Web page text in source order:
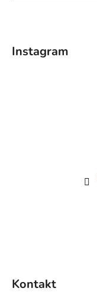
Instagram
Kontakt